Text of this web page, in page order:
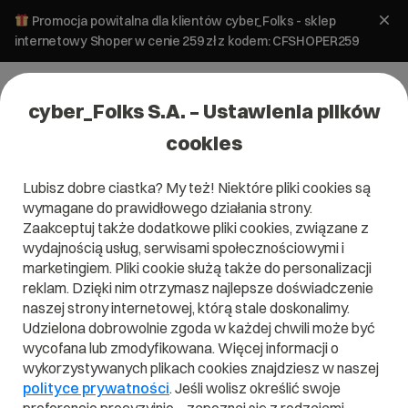
Promocja powitalna dla klientów cyber_Folks - sklep
internetowy Shoper w cenie 259 zł z kodem: CFSHOPER259
Czym jest jQuery?
Przeczytaj czym jestjQuery w naszym słowniku.
Pomoże Ci to lepiej zrozumieć, czym dokładnie jestjQuery
cyber_Folks S.A. – Ustawienia plików
cookies
Lubisz dobre ciastka? My też! Niektóre pliki cookies są
wymagane do prawidłowego działania strony.
Zaakceptuj także dodatkowe pliki cookies, związane z
wydajnością usług, serwisami społecznościowymi i
marketingiem. Pliki cookie służą także do personalizacji
reklam. Dzięki nim otrzymasz najlepsze doświadczenie
naszej strony internetowej, którą stale doskonalimy.
Udzielona dobrowolnie zgoda w każdej chwili może być
wycofana lub zmodyfikowana. Więcej informacji o
wykorzystywanych plikach cookies znajdziesz w naszej
polityce prywatności. Jeśli wolisz określić swoje